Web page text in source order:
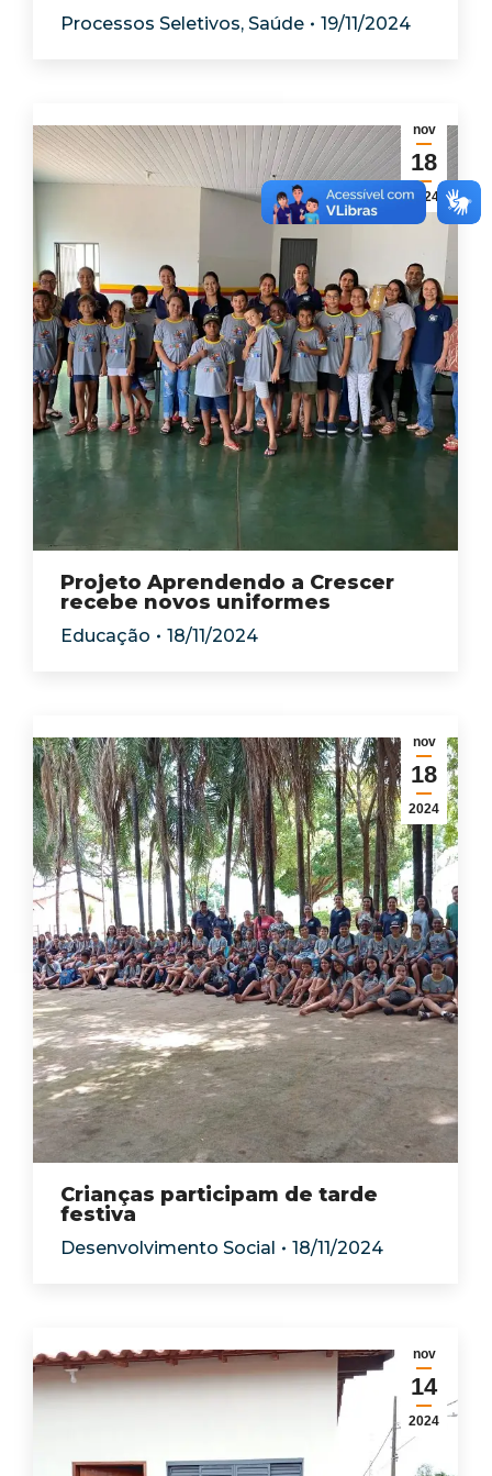
Processos Seletivos, Saúde 19/11/2024
nov
18
2024
Projeto Aprendendo a Crescer
recebe novos uniformes
Educação 18/11/2024
nov
18
2024
Crianças participam de tarde
festiva
Desenvolvimento Social 18/11/2024
nov
14
2024